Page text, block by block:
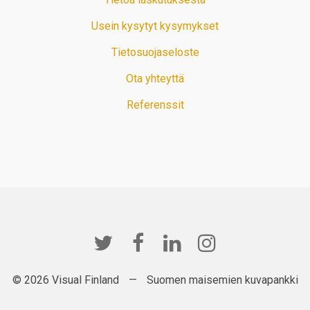
Usein kysytyt kysymykset
Tietosuojaseloste
Ota yhteyttä
Referenssit
© 2026 Visual Finland — Suomen maisemien kuvapankki